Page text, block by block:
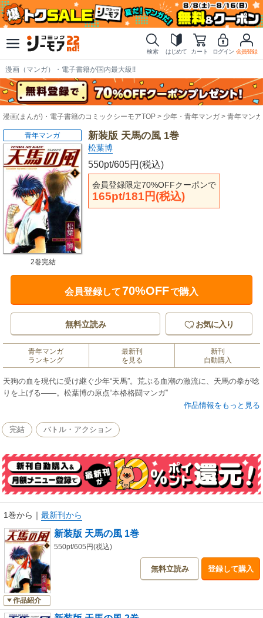
検索 はじめて カート ログイン 会員登録
漫画（マンガ）・電子書籍が国内最大級!!
漫画(まんが)・電子書籍のコミックシーモアTOP 少年・青年マンガ 青年マンガ
新装版 天馬の風 1巻
松葉博
550pt/605円(税込)
会員登録限定70%OFFクーポンで
165pt/181円(税込)
青年マンガ
2巻完結
会員登録して70%OFFで購入
無料立読み お気に入り
青年マンガ
ランキング
最新刊
を見る
新刊
自動購入
天狗の血を現代に受け継ぐ少年“天馬”。荒ぶる血潮の激流に、天馬の拳が唸
りを上げる――。松葉博の原点“本格格闘マンガ”
作品情報をもっと見る
完結 バトル・アクション
1巻から ｜ 最新刊から
作品紹介
新装版 天馬の風 1巻
550pt/605円(税込)
無料立読み 登録して購入